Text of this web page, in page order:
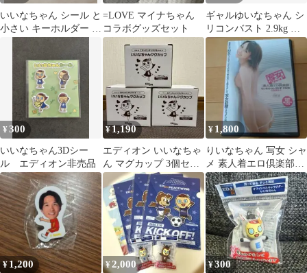
いいなちゃん シール と
小さい キーホルダー セ
=LOVE マイナちゃん
コラボグッズセット
ギャルゆいなちゃん シ
リコンバスト 2.9kg コ
スプレ
¥300
いいなちゃん3Dシー
ル エディオン非売品
¥1,190
エディオン いいなちゃ
ん マグカップ 3個セッ
ト（新品未使用、非売
品）
¥ 1,800
りいなちゃん 写女 シャ
メ 素人着エロ倶楽部
グラビアアイドルDVD
¥ 1,200 ¥2,000 ¥300